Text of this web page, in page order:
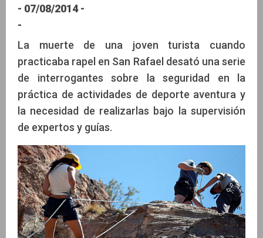
- 07/08/2014 -
-
La muerte de una joven turista cuando
practicaba rapel en San Rafael desató una serie
de interrogantes sobre la seguridad en la
práctica de actividades de deporte aventura y
la necesidad de realizarlas bajo la supervisión
de expertos y guías.